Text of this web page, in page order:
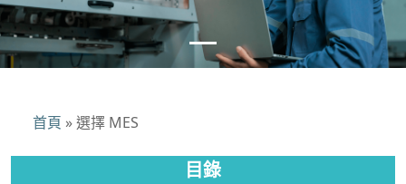
首頁 »選擇 MES
目錄